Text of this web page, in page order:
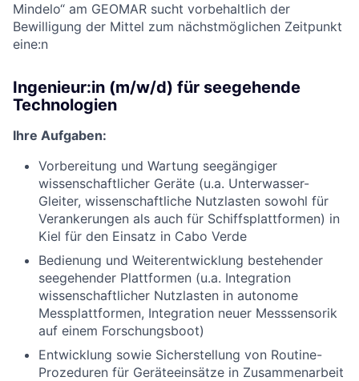
Mindelo“ am GEOMAR sucht vorbehaltlich der
Bewilligung der Mittel zum nächstmöglichen Zeitpunkt
eine:n
Ingenieur:in (m/w/d) für seegehende
Technologien
Ihre Aufgaben:
Vorbereitung und Wartung seegängiger
wissenschaftlicher Geräte (u.a. Unterwasser-
Gleiter, wissenschaftliche Nutzlasten sowohl für
Verankerungen als auch für Schiffsplattformen) in
Kiel für den Einsatz in Cabo Verde
Bedienung und Weiterentwicklung bestehender
seegehender Plattformen (u.a. Integration
wissenschaftlicher Nutzlasten in autonome
Messplattformen, Integration neuer Messsensorik
auf einem Forschungsboot)
Entwicklung sowie Sicherstellung von Routine-
Prozeduren für Geräteeinsätze in Zusammenarbeit